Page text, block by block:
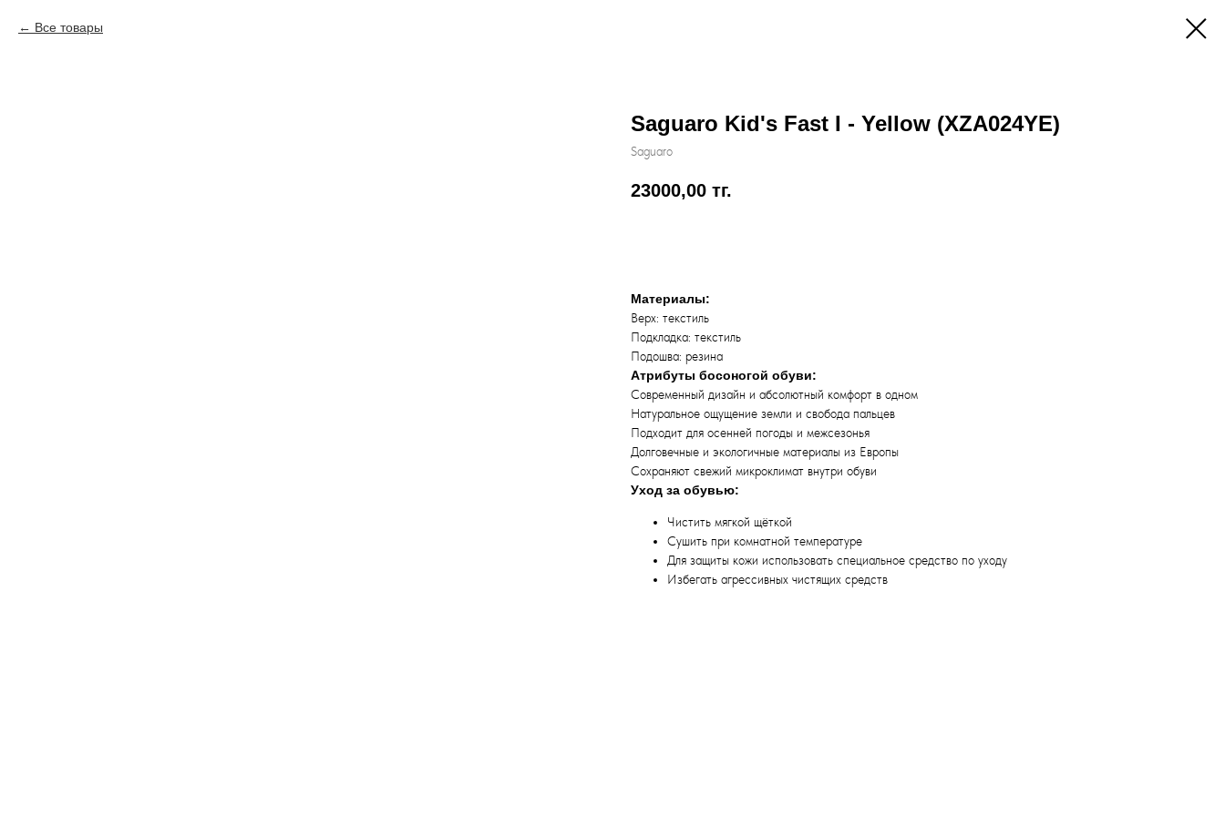
Все товары
Saguaro Kid's Fast I - Yellow (XZA024YE)
Saguaro
23000,00 тг.
Материалы:
Верх: текстиль
Подкладка: текстиль
Подошва: резина
Атрибуты босоногой обуви:
Современный дизайн и абсолютный комфорт в одном
Натуральное ощущение земли и свобода пальцев
Подходит для осенней погоды и межсезонья
Долговечные и экологичные материалы из Европы
Сохраняют свежий микроклимат внутри обуви
Уход за обувью:
Чистить мягкой щёткой
Сушить при комнатной температуре
Для защиты кожи использовать специальное средство по уходу
Избегать агрессивных чистящих средств